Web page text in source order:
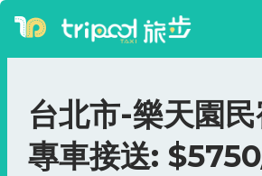
台北市-樂天園
專車接送: